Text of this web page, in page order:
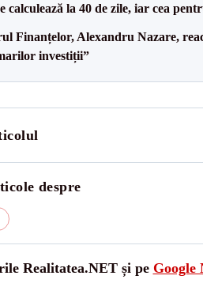
calculează la 40 de zile, iar cea
Finanțelor, Alexandru Nazare,
investiții”
despre
Realitatea.NET și pe Google